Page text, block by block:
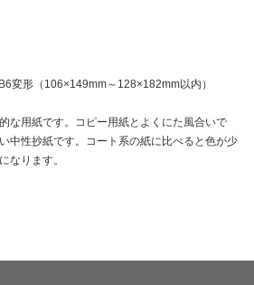
変形（106×149mm～128×182mm以内）
な用紙です。コピー用紙とよくにた風合いで
中性抄紙です。コート系の紙に比べると色が少
なります。